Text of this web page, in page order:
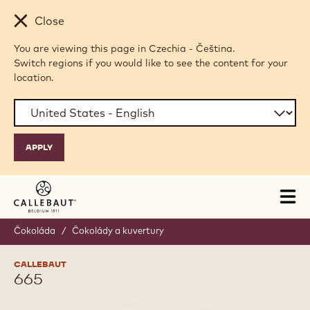
Skip to main content
Close
You are viewing this page in Czechia - Čeština.
Switch regions if you would like to see the content for your
location.
Čokoláda / Čokolády a kuvertury
CALLEBAUT
665